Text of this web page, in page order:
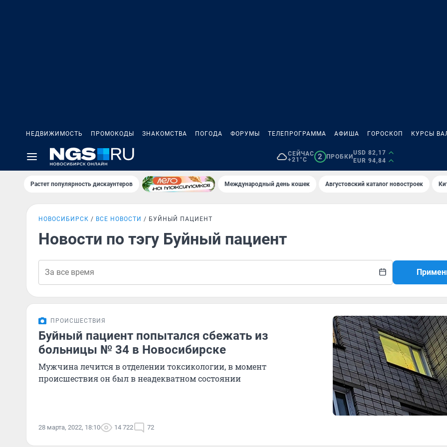
НЕДВИЖИМОСТЬ ПРОМОКОДЫ ЗНАКОМСТВА ПОГОДА ФОРУМЫ ТЕЛЕПРОГРАММА АФИША ГОРОСКОП КУРСЫ
СЕЙЧАС
+21°C
2 ПРОБКИ
USD 82,17
EUR 94,84
Растет популярность дискаунтеров Международный день кошек Августовский каталог новостроек
НОВОСИБИРСК ВСЕ НОВОСТИ БУЙНЫЙ ПАЦИЕНТ
Новости по тэгу Буйный пациент
ПРОИСШЕСТВИЯ
Буйный пациент попытался сбежать из
больницы № 34 в Новосибирске
Мужчина лечится в отделении токсикологии, в момент
происшествия он был в неадекватном состоянии
28 марта, 2022, 18:10 14 722 72